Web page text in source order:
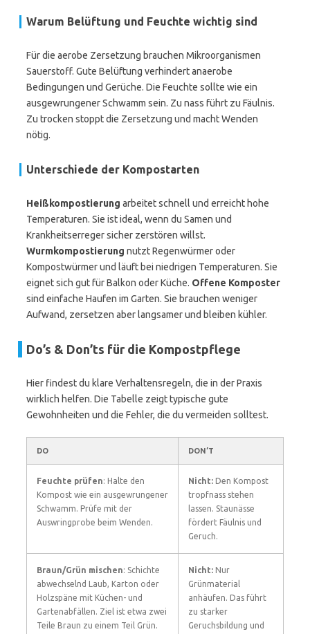
Warum Belüftung und Feuchte wichtig sind
Für die aerobe Zersetzung brauchen Mikroorganismen
Sauerstoff. Gute Belüftung verhindert anaerobe
Bedingungen und Gerüche. Die Feuchte sollte wie ein
ausgewrungener Schwamm sein. Zu nass führt zu Fäulnis.
Zu trocken stoppt die Zersetzung und macht Wenden
nötig.
Unterschiede der Kompostarten
Heißkompostierung arbeitet schnell und erreicht hohe
Temperaturen. Sie ist ideal, wenn du Samen und
Krankheitserreger sicher zerstören willst.
Wurmkompostierung nutzt Regenwürmer oder
Kompostwürmer und läuft bei niedrigen Temperaturen. Sie
eignet sich gut für Balkon oder Küche. Offene Komposter
sind einfache Haufen im Garten. Sie brauchen weniger
Aufwand, zersetzen aber langsamer und bleiben kühler.
Do’s & Don’ts für die Kompostpflege
Hier findest du klare Verhaltensregeln, die in der Praxis
wirklich helfen. Die Tabelle zeigt typische gute
Gewohnheiten und die Fehler, die du vermeiden solltest.
DO DON’T
Feuchte prüfen: Halte den
Kompost wie ein ausgewrungener
Schwamm. Prüfe mit der
Auswringprobe beim Wenden.
Nicht: Den Kompost
tropfnass stehen
lassen. Staunässe
fördert Fäulnis und
Geruch.
Braun/Grün mischen: Schichte
abwechselnd Laub, Karton oder
Holzspäne mit Küchen- und
Gartenabfällen. Ziel ist etwa zwei
Teile Braun zu einem Teil Grün.
Nicht: Nur
Grünmaterial
anhäufen. Das führt
zu starker
Geruchsbildung und